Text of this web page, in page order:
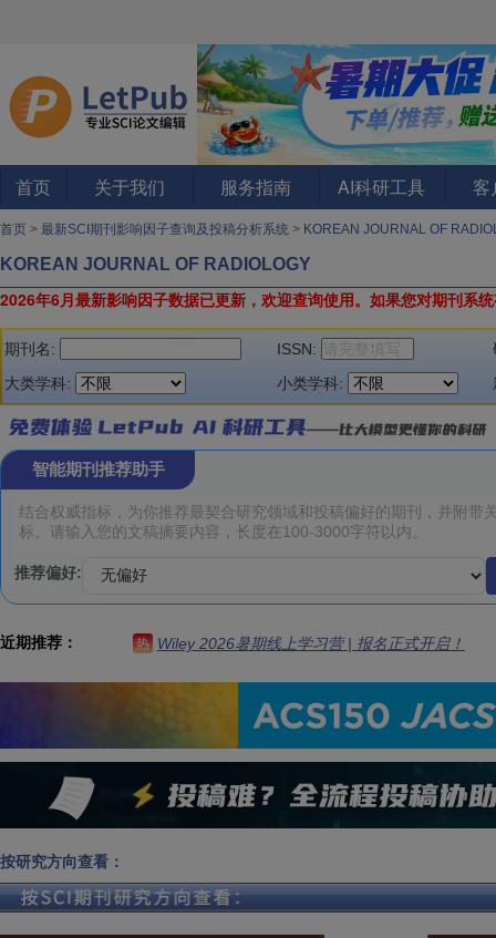
首页 关于我们 服务指南 AI科研工具 客
首页 > 最新SCI期刊影响因子查询及投稿分析系统 > KOREAN JOURNAL OF
KOREAN JOURNAL OF RADIOLOGY
2026年6月最新影响因子数据已更新，欢迎查询使用。 如果您对期刊系
期刊名: ISSN:
大类学科:
小类学科:
智能期刊推荐助手
推荐偏好:
近期推荐： 热 Wiley 2026暑期线上学习营 | 报名正式开启！
按研究方向查看：